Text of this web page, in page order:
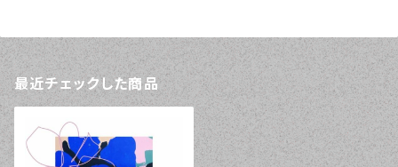
最近チェックした商品